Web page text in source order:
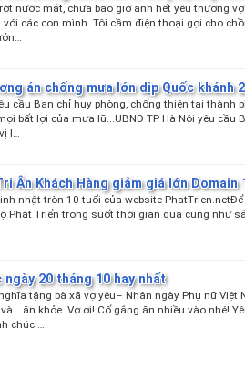
nước mắt, chưa bao giờ anh hết yêu thương
các con mình. Tôi cầm điện thoại gọi cho
án chống mưa lớn dịp Quốc khánh
cầu Ban chỉ huy phòng, chống thiên tai thành
bất lợi của mưa lũ...UBND TP Hà Nội yêu cầu
l…
Ân Khách Hàng giảm giá lớn Domain
nhật tròn 10 tuổi của website
Phát Triển trong suốt thời gian qua cũng như
ngày 20 tháng 10 hay nhất
tặng bà xã vợ yêu– Nhân ngày Phụ nữ Việt
ăn khỏe. Vợ ơi! Cố gắng ăn nhiều vào nhé!
chúc …